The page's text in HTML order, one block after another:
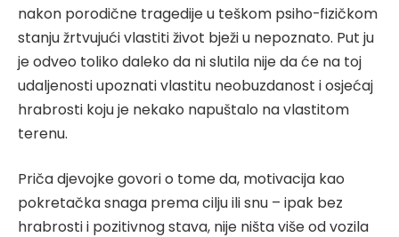
nakon porodične tragedije u teškom psiho-fizičkom
stanju žrtvujući vlastiti život bježi u nepoznato. Put ju
je odveo toliko daleko da ni slutila nije da će na toj
udaljenosti upoznati vlastitu neobuzdanost i osjećaj
hrabrosti koju je nekako napuštalo na vlastitom
terenu.
Priča djevojke govori o tome da, motivacija kao
pokretačka snaga prema cilju ili snu – ipak bez
hrabrosti i pozitivnog stava, nije ništa više od vozila